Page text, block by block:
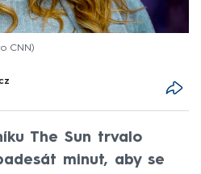
CNN
The Sun trvalo
minut, aby se